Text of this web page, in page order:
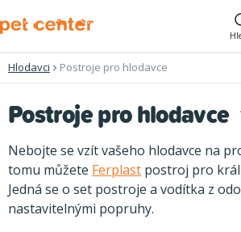
na
Hlodavci Postroje pro hlodavce
Postroje pro hlodavce
Nebojte se vzít vašeho hlodavce na
tomu můžete Ferplast postroj pro
Jedná se o set postroje a vodítka z
nastavitelnými popruhy.